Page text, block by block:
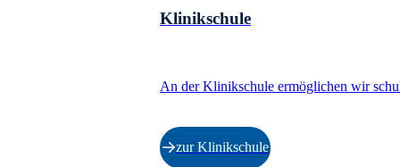
Klinikschule
An der Klinikschule ermöglichen wir
zur Klinikschule